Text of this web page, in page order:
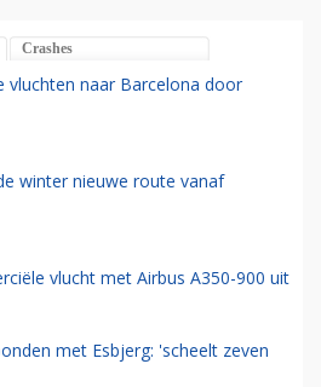
Crashes
vluchten naar Barcelona door
winter nieuwe route vanaf
vlucht met Airbus A350-900 uit
met Esbjerg: 'scheelt zeven